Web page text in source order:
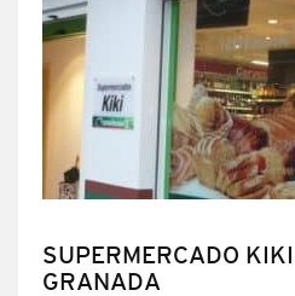
SUPERMERCADO KIKI |
GRANADA